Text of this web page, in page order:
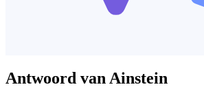
Antwoord van Ainstein